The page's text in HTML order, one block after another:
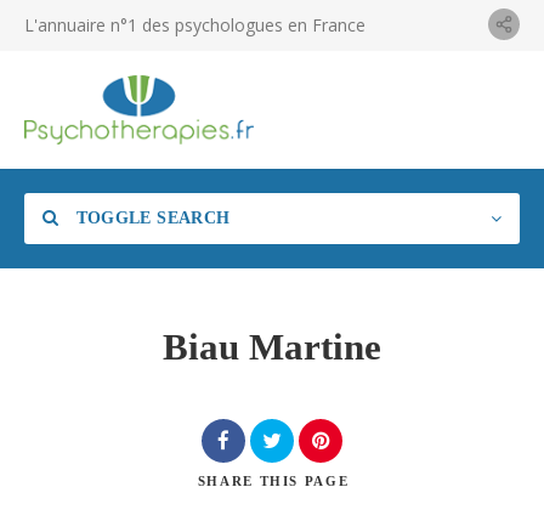
L'annuaire n°1 des psychologues en France
TOGGLE SEARCH
Biau Martine
SHARE THIS PAGE